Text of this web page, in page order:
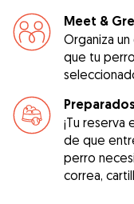
Meet &
Organiza
que tu
¡Tu
de que
perro
correa,